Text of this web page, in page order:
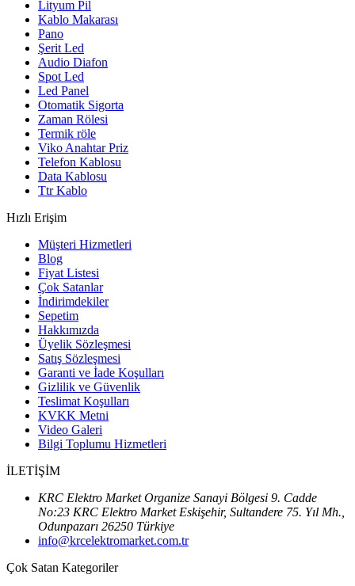
Lityum Pil
Kablo Makarası
Pano
Şerit Led
Audio Diafon
Spot Led
Led Panel
Otomatik Sigorta
Zaman Rölesi
Termik röle
Viko Anahtar Priz
Telefon Kablosu
Data Kablosu
Ttr Kablo
Hızlı Erişim
Müşteri Hizmetleri
Blog
Fiyat Listesi
Çok Satanlar
İndirimdekiler
Sepetim
Hakkımızda
Üyelik Sözleşmesi
Satış Sözleşmesi
Garanti ve İade Koşulları
Gizlilik ve Güvenlik
Teslimat Koşulları
KVKK Metni
Video Galeri
Bilgi Toplumu Hizmetleri
İLETİŞİM
KRC Elektro Market Organize Sanayi Bölgesi 9. Cadde
No:23 KRC Elektro Market Eskişehir, Sultandere 75. Yıl Mh.,
Odunpazarı 26250 Türkiye
info@krcelektromarket.com.tr
Çok Satan Kategoriler